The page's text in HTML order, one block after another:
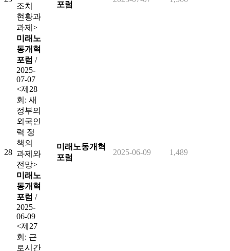
조치
현황과
과제>
미래노
동개혁
포럼 /
2025-
07-07
포럼
28
<제28
회: 새
정부의
외국인
력 정
책의
과제와
전망>
미래노
동개혁
포럼 /
2025-
06-09
미래노동개혁
포럼
2025-06-09 1,489
<제27
회: 근
로시간